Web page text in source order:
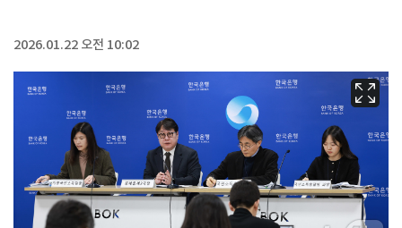
2026.01.22 오전 10:02